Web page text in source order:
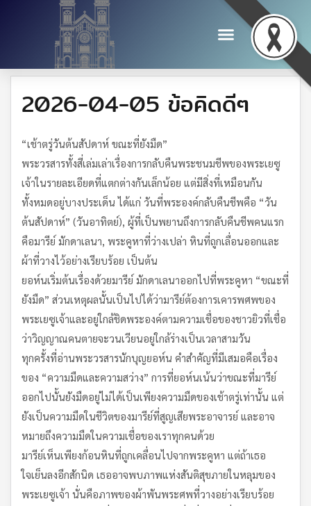
2026-04-05 ข้อคิดดีๆ
“เช้าตรู่วันต้นสัปดาห์ ขณะที่ยังมืด”
พระวรสารทั้งสี่เล่มเล่าเรื่องการกลับคืนพระชนมชีพของพระเยซู
เจ้าในรายละเอียดที่แตกต่างกันเล็กน้อย แต่มีสิ่งที่เหมือนกัน
ทั้งหมดอยู่บางประเด็น ได้แก่ วันที่พระองค์กลับคืนชีพคือ “วัน
ต้นสัปดาห์” (วันอาทิตย์), ผู้ที่เป็นพยานถึงการกลับคืนชีพคนแรก
คือมารีย์ มักดาเลนา, พระคูหาที่ว่างเปล่า หินที่ถูกเลื่อนออกและ
ผ้าที่วางไว้อย่างเรียบร้อย เป็นต้น
ยอห์นเริ่มต้นเรื่องด้วยมารีย์ มักดาเลนาออกไปที่พระคูหา “ขณะที่
ยังมืด” ส่วนเหตุผลนั้นเป็นไปได้ว่ามารีย์ต้องการเคารพศพของ
พระเยซูเจ้าและอยู่ใกล้ชิดพระองค์ตามความเชื่อของชาวยิวที่เชื่อ
ว่าวิญญาณคนตายจะวนเวียนอยู่ใกล้ร่างเป็นเวลาสามวัน
ทุกครั้งที่อ่านพระวรสารนักบุญยอห์น คำสำคัญที่มีเสมอคือเรื่อง
ของ “ความมืดและความสว่าง” การที่ยอห์นเน้นว่าขณะที่มารีย์
ออกไปนั้นยังมืดอยู่ไม่ได้เป็นเพียงความมืดของเช้าตรู่เท่านั้น แต่
ยังเป็นความมืดในชีวิตของมารีย์ที่สูญเสียพระอาจารย์ และอาจ
หมายถึงความมืดในความเชื่อของเราทุกคนด้วย
มารีย์เห็นเพียงก้อนหินที่ถูกเคลื่อนไปจากพระคูหา แต่ถ้าเธอ
ใจเย็นลงอีกสักนิด เธออาจพบภาพแห่งสันติสุขภายในหลุมของ
พระเยซูเจ้า นั่นคือภาพของผ้าพันพระศพที่วางอย่างเรียบร้อย